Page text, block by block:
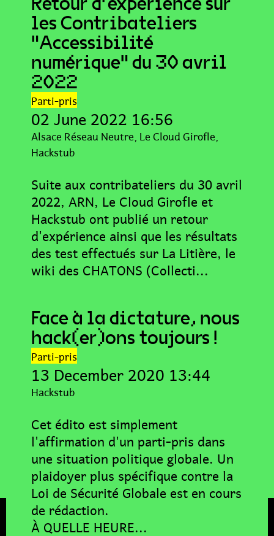
les Contribateliers
"Accessibilité
numérique" du 30 avril
2022
Parti-pris
02 June 2022 16:56
Alsace Réseau Neutre Le Cloud Girofle
Hackstub
Suite aux contribateliers du 30 avril
2022, ARN, Le Cloud Girofle et
Hackstub ont publié un retour
d'expérience ainsi que les résultats
des test effectués sur La Litière, le
wiki des CHATONS (Collecti...
Face à la dictature, nous
hack(er)ons toujours !
Parti-pris
13 December 2020 13:44
Hackstub
Cet édito est simplement
l'affirmation d'un parti-pris dans
une situation politique globale. Un
plaidoyer plus spécifique contre la
Loi de Sécurité Globale est en cours
de rédaction.
À QUELLE HEURE...